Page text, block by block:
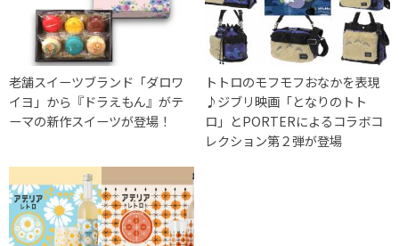
老舗スイーツブランド「ダロワ
イヨ」から『ドラえもん』がテ
ーマの新作スイーツが登場！
トトロのモフモフおなかを表現
♪ジブリ映画「となりのトト
ロ」とPORTERによるコラボコ
レクション第２弾が登場